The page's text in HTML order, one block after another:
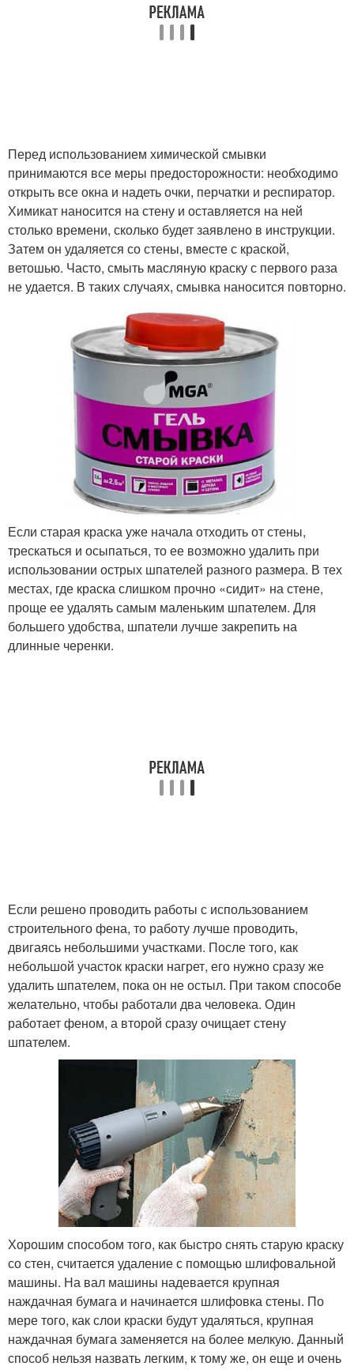
Перед использованием химической смывки
принимаются все меры предосторожности: необходимо
открыть все окна и надеть очки, перчатки и респиратор.
Химикат наносится на стену и оставляется на ней
столько времени, сколько будет заявлено в инструкции.
Затем он удаляется со стены, вместе с краской,
ветошью. Часто, смыть масляную краску с первого раза
не удается. В таких случаях, смывка наносится повторно.
Если старая краска уже начала отходить от стены,
трескаться и осыпаться, то ее возможно удалить при
использовании острых шпателей разного размера. В тех
местах, где краска слишком прочно «сидит» на стене,
проще ее удалять самым маленьким шпателем. Для
большего удобства, шпатели лучше закрепить на
длинные черенки.
Если решено проводить работы с использованием
строительного фена, то работу лучше проводить,
двигаясь небольшими участками. После того, как
небольшой участок краски нагрет, его нужно сразу же
удалить шпателем, пока он не остыл. При таком способе
желательно, чтобы работали два человека. Один
работает феном, а второй сразу очищает стену
шпателем.
Хорошим способом того, как быстро снять старую краску
со стен, считается удаление с помощью шлифовальной
машины. На вал машины надевается крупная
наждачная бумага и начинается шлифовка стены. По
мере того, как слои краски будут удаляться, крупная
наждачная бумага заменяется на более мелкую. Данный
способ нельзя назвать легким, к тому же, он еще и очень